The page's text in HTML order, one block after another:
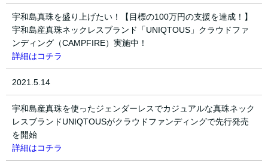
宇和島真珠を盛り上げたい！【目標の100万円の支援を達成！】
宇和島産真珠ネックレスブランド「UNIQTOUS」クラウドファ
ンディング（CAMPFIRE）実施中！
詳細はコチラ
2021.5.14
宇和島産真珠を使ったジェンダーレスでカジュアルな真珠ネック
レスブランドUNIQTOUSがクラウドファンディングで先行発売
を開始
詳細はコチラ